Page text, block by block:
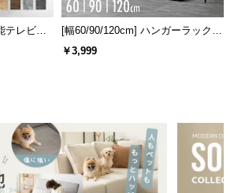
引き出しで１段目は日用品や雑
の２～4段目は衣類などたっぷり収
レビボ
収納・
[幅60/90/120cm] ハンガーラック
スチール 4段階高さ調節 サイドフ
ック オープンラック シンプル
￥3,999